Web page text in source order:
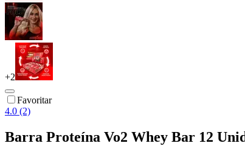
+2
Favoritar
4.0 (2)
Barra Proteína Vo2 Whey Bar 12